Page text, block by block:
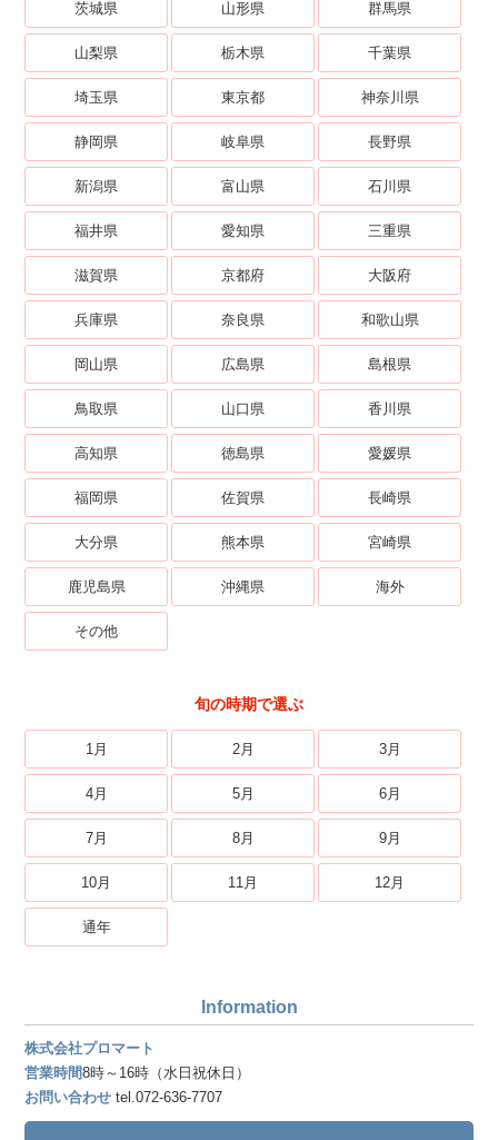
茨城県 山形県 群馬県
山梨県 栃木県 千葉県
埼玉県 東京都 神奈川県
静岡県 岐阜県 長野県
新潟県 富山県 石川県
福井県 愛知県 三重県
滋賀県 京都府 大阪府
兵庫県 奈良県 和歌山県
岡山県 広島県 島根県
鳥取県 山口県 香川県
高知県 徳島県 愛媛県
福岡県 佐賀県 長崎県
大分県 熊本県 宮崎県
鹿児島県 沖縄県 海外
その他
旬の時期で選ぶ
1月 2月 3月
4月 5月 6月
7月 8月 9月
10月 11月 12月
通年
Information
株式会社プロマート
営業時間8時～16時（水日祝休日）
お問い合わせ tel.072-636-7707